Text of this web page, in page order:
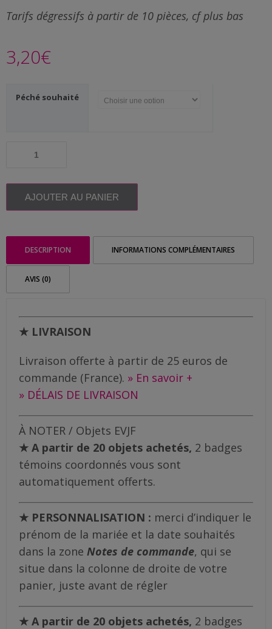
Tarifs dégressifs à partir de 10 pièces, cf plus bas
3,20€
Péché souhaité
souvenir
personnalisé
capitaux
AJOUTER AU PANIER
DESCRIPTION INFORMATIONS COMPLÉMENTAIRES
AVIS (0)
★ LIVRAISON
Livraison offerte à partir de 25 euros de
commande (France). » En savoir +
» DÉLAIS DE LIVRAISON
À NOTER / Objets EVJF
★ A partir de 20 objets achetés, 2 badges
témoins coordonnés vous sont
automatiquement offerts.
★ PERSONNALISATION : merci d’indiquer le
prénom de la mariée et la date souhaités
dans la zone Notes de commande, qui se
situe dans la colonne de droite de votre
panier, juste avant de régler
★ A partir de 20 objets achetés, 2 badges
ACTU
Contact
de devis